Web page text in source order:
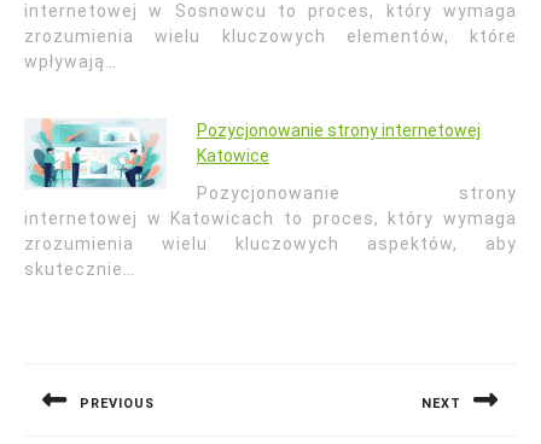
internetowej w Sosnowcu to proces, który wymaga
zrozumienia wielu kluczowych elementów, które
wpływają…
Pozycjonowanie strony internetowej
Katowice
Pozycjonowanie strony
internetowej w Katowicach to proces, który wymaga
zrozumienia wielu kluczowych aspektów, aby
skutecznie…
PREVIOUS NEXT